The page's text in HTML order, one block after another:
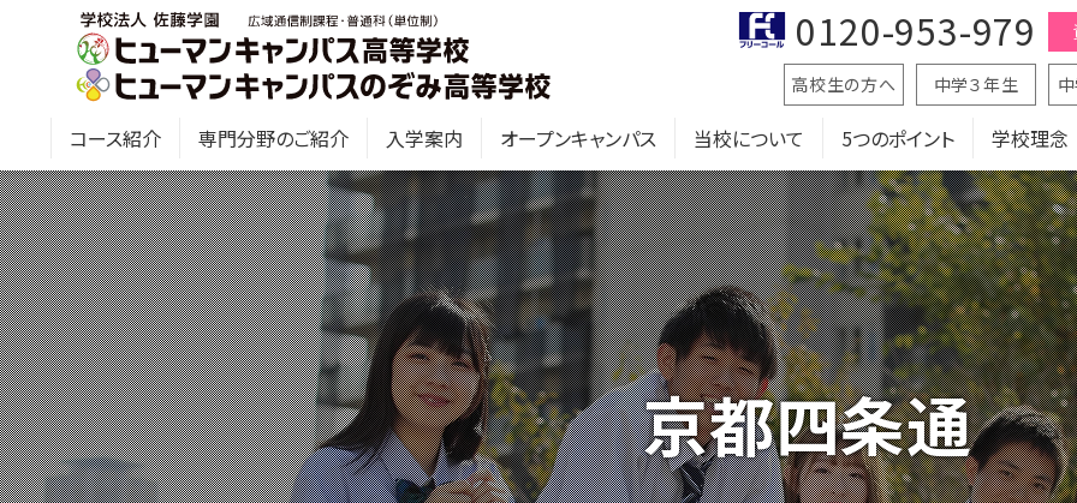
コース紹介 専門分野のご紹介 入学案内 オープンキャンパス 当校について 5つのポイント 学校理念
高校生の方へ 中学３年生
0120-953-979
京都四条通